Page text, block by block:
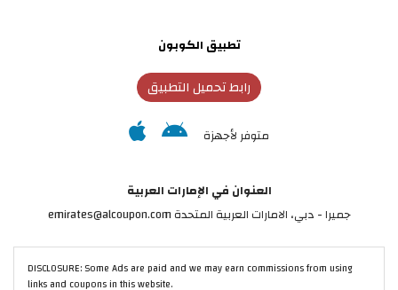
تطبيق الكوبون
رابط تحميل التطبيق
متوفر لأجهزة
العنوان في الإمارات العربية
جميرا - دبي، الامارات العربية المتحدة emirates@alcoupon.com
DISCLOSURE: Some Ads are paid and we may earn commissions from using
links and coupons in this website.